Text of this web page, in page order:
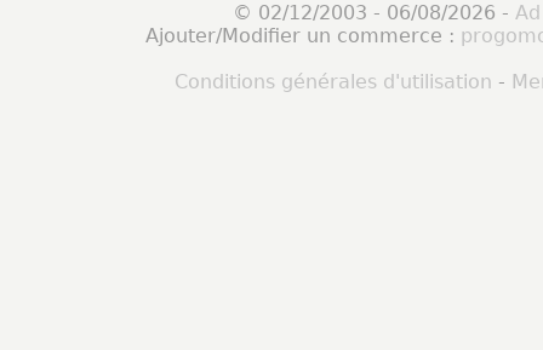
© 02/12/2003 - 06/08/2026 -
Ajouter/Modifier un commerce :
Conditions générales d'utilisation -